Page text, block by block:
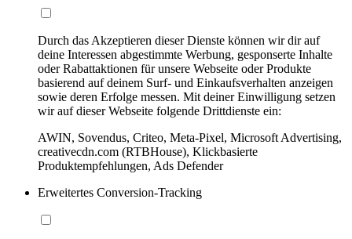
Durch das Akzeptieren dieser Dienste können wir dir auf
deine Interessen abgestimmte Werbung, gesponserte Inhalte
oder Rabattaktionen für unsere Webseite oder Produkte
basierend auf deinem Surf- und Einkaufsverhalten anzeigen
sowie deren Erfolge messen. Mit deiner Einwilligung setzen
wir auf dieser Webseite folgende Drittdienste ein:
AWIN, Sovendus, Criteo, Meta-Pixel, Microsoft Advertising,
creativecdn.com (RTBHouse), Klickbasierte
Produktempfehlungen, Ads Defender
Erweitertes Conversion-Tracking